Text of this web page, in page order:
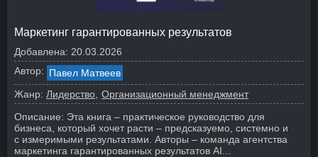
Маркетинг гарантированных результатов
Добавлена: 20.03.2026
Автор: Павел Матвеев
Жанр: Лидерство Организационный менеджмент
Описание: Эта книга – практическое руководство для
бизнеса, который хочет расти – предсказуемо, системно и
с измеримыми результатами. Авторы – команда агентства
маркетинга гарантированных результатов AI...